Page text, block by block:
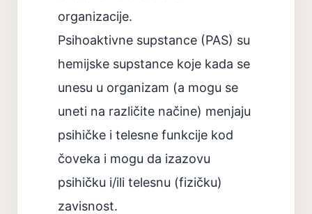
organizacije.
Psihoaktivne supstance (PAS) su
hemijske supstance koje kada se
unesu u organizam (a mogu se
uneti na različite načine) menjaju
psihičke i telesne funkcije kod
čoveka i mogu da izazovu
psihičku i/ili telesnu (fizičku)
zavisnost.